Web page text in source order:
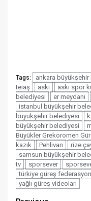
Tags: ankara
teiaş
aski aski spor
belediyesi
er meydanı
istanbul büyükşehir
büyükşehir belediyesi
büyükşehir belediyesi
Büyükler Grekoromen
kazık
Pehlivan rize
samsun büyükşehir
tv
sporsever
türkiye güreş
yağlı güreş videoları